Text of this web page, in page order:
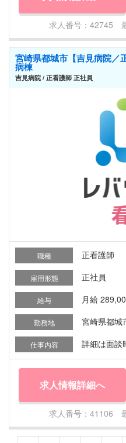
求人番号：42745
宮崎県都城市【吉見病院
病棟
吉見病院 / 正看護師 正社員
職種 正看護師
雇用形態 正社員
給与 月給
勤務地 宮崎県都城
仕事内容 詳細は面談
求人情報詳細へ
求人番号：41106